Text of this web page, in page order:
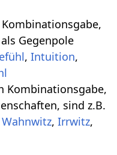
Gegenpole
, Intuition,
Kombinationsgabe,
sind z.B.
Wahnwitz, Irrwitz,